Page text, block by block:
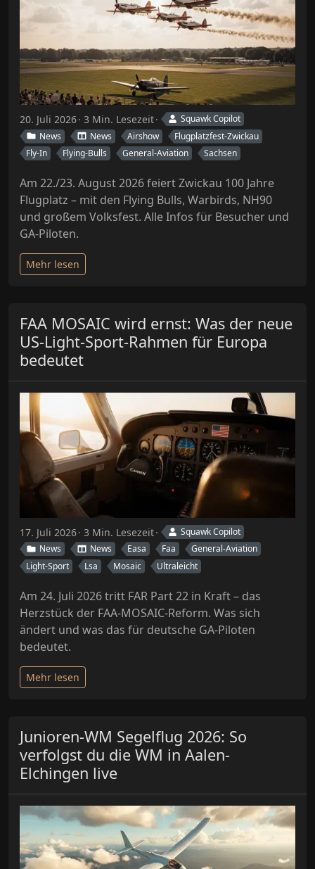
20. Juli 2026 3 Min. Lesezeit
Squawk Copilot
News
News Airshow
Flugplatzfest-Zwickau
Fly-In
Flying-Bulls General-Aviation Sachsen
Am 22./23. August 2026 feiert Zwickau 100 Jahre
Flugplatz – mit den Flying Bulls, Warbirds, NH90
und großem Volksfest. Alle Infos für Besucher und
GA-Piloten.
Mehr lesen
FAA MOSAIC wird ernst: Was der neue
US-Light-Sport-Rahmen für Europa
bedeutet
17. Juli 2026 3 Min. Lesezeit
Squawk Copilot
News
News Easa Faa
General-Aviation
Light-Sport
Lsa Mosaic Ultraleicht
Am 24. Juli 2026 tritt FAR Part 22 in Kraft – das
Herzstück der FAA-MOSAIC-Reform. Was sich
ändert und was das für deutsche GA-Piloten
bedeutet.
Mehr lesen
Junioren-WM Segelflug 2026: So
verfolgst du die WM in Aalen-
Elchingen live